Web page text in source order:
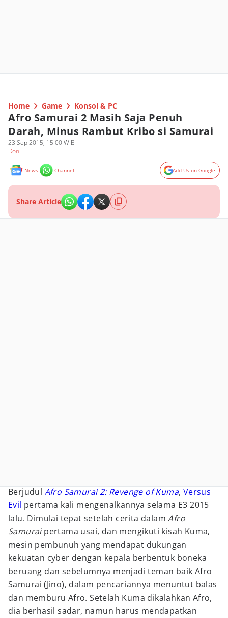
Home Game Konsol & PC
Afro Samurai 2 Masih Saja Penuh
Darah, Minus Rambut Kribo si Samurai
23 Sep 2015, 15:00 WIB
Doni
News Channel Add Us on Google
Share Article
Berjudul Afro Samurai 2: Revenge of Kuma, Versus
Evil pertama kali mengenalkannya selama E3 2015
lalu. Dimulai tepat setelah cerita dalam Afro
Samuraipertama usai, dan mengikuti kisah Kuma,
mesin pembunuh yang mendapat dukungan
kekuatan cyber dengan kepala berbentuk boneka
beruang dan sebelumnya menjadi teman baik Afro
Samurai (Jino), dalam pencariannya menuntut balas
dan memburu Afro. Setelah Kuma dikalahkan Afro,
dia berhasil sadar, namun harus mendapatkan